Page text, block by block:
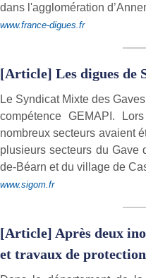
dans l'agglomération
www.france-digues.fr
[Article] Les digues de
Le Syndicat Mixte des
compétence GEMAPI.
nombreux secteurs avaient
plusieurs secteurs du Gave
de-Béarn et du village de
www.sigom.fr
[Article] Après deux
et travaux de